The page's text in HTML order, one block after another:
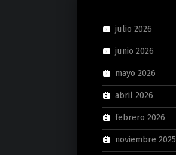
julio 2026
junio 2026
mayo 2026
abril 2026
febrero 2026
noviembre 2025